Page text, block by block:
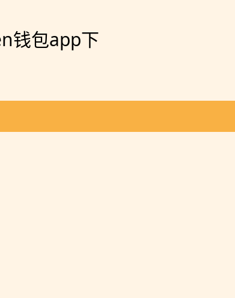
钱包app下